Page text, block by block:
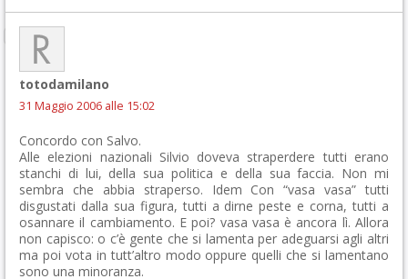
totodamilano
31 Maggio 2006 alle 15:02
Concordo con Salvo.
Alle elezioni nazionali Silvio doveva straperdere tutti erano
stanchi di lui, della sua politica e della sua faccia. Non mi
sembra che abbia straperso. Idem Con “vasa vasa” tutti
disgustati dalla sua figura, tutti a dirne peste e corna, tutti a
osannare il cambiamento. E poi? vasa vasa è ancora lì. Allora
non capisco: o c’è gente che si lamenta per adeguarsi agli altri
ma poi vota in tutt’altro modo oppure quelli che si lamentano
sono una minoranza.